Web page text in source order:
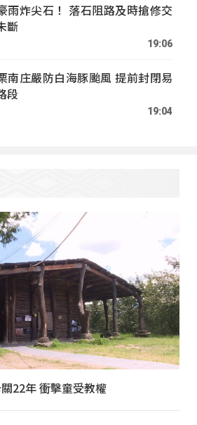
雨炸尖石！ 落石阻路及時搶修交
斷
19:06
南庄嚴防白海豚颱風 提前封閉易
段
19:04
22年 衝擊童受教權